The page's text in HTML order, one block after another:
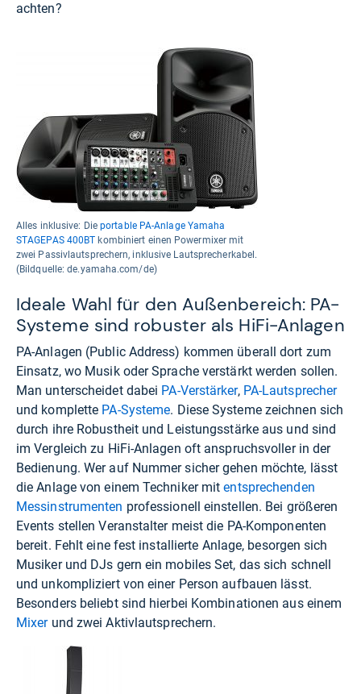
achten?
Alles inklusive: Dieportable PA-Anlage Yamaha
STAGEPAS 400BT kombiniert einen Powermixer mit
zwei Passivlautsprechern, inklusive Lautsprecherkabel.
(Bildquelle: de.yamaha.com/de)
Ideale Wahl für den Außenbereich: PA-
Systeme sind robuster als HiFi-Anlagen
PA-Anlagen (Public Address) kommen überall dort zum
Einsatz, wo Musik oder Sprache verstärkt werden sollen.
Man unterscheidet dabei PA-Verstärker, PA-Lautsprecher
und komplette PA-Systeme. Diese Systeme zeichnen sich
durch ihre Robustheit und Leistungsstärke aus und sind
im Vergleich zu HiFi-Anlagen oft anspruchsvoller in der
Bedienung. Wer auf Nummer sicher gehen möchte, lässt
die Anlage von einem Techniker mitentsprechenden
Messinstrumenten professionell einstellen. Bei größeren
Events stellen Veranstalter meist die PA-Komponenten
bereit. Fehlt eine fest installierte Anlage, besorgen sich
Musiker und DJs gern ein mobiles Set, das sich schnell
und unkompliziert von einer Person aufbauen lässt.
Besonders beliebt sind hierbei Kombinationen aus einem
Mixerund zwei Aktivlautsprechern.